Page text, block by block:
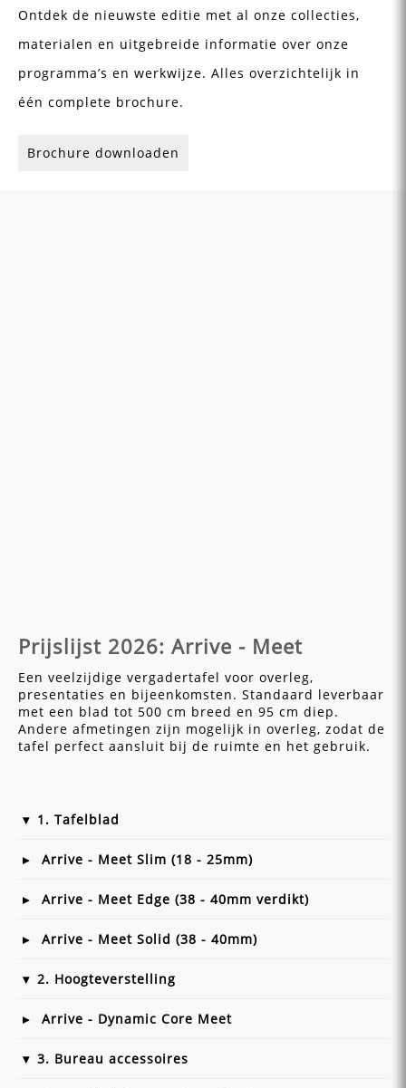
Ontdek de nieuwste editie met al onze collecties,
materialen en uitgebreide informatie over onze
programma’s en werkwijze. Alles overzichtelijk in
één complete brochure.
Brochure downloaden
Prijslijst 2026: Arrive - Meet
Een veelzijdige vergadertafel voor overleg,
presentaties en bijeenkomsten. Standaard leverbaar
met een blad tot 500 cm breed en 95 cm diep.
Andere afmetingen zijn mogelijk in overleg, zodat de
tafel perfect aansluit bij de ruimte en het gebruik.
1. Tafelblad
Arrive - Meet Slim (18 - 25mm)
Arrive - Meet Edge (38 - 40mm verdikt)
Arrive - Meet Solid (38 - 40mm)
2. Hoogteverstelling
Arrive - Dynamic Core Meet
3. Bureau accessoires